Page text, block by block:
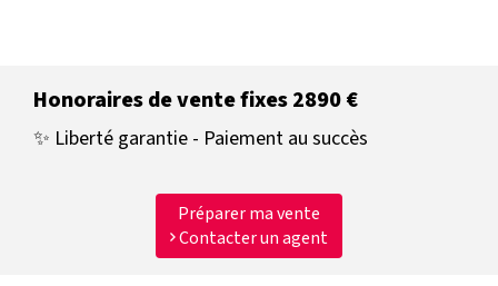
Honoraires de vente fixes 2890 €
✨ Liberté garantie - Paiement au succès
Préparer ma vente
Contacter un agent